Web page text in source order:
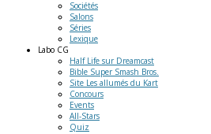
Sociétés
Salons
Séries
Lexique
Labo CG
Half Life sur Dreamcast
Bible Super Smash Bros.
Site Les allumés du Kart
Concours
Events
All-Stars
Quiz